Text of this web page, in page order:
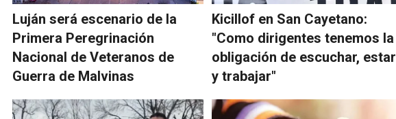
Luján será escenario de la
Primera Peregrinación
Nacional de Veteranos de
Guerra de Malvinas
Kicillof en San Cayetano:
"Como dirigentes tenemos la
obligación de escuchar, estar
y trabajar"